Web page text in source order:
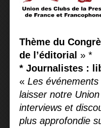
Thème du
de l’éditorial » *
* Journalistes :
« Les
laisser notre
interviews et
plus approfondie